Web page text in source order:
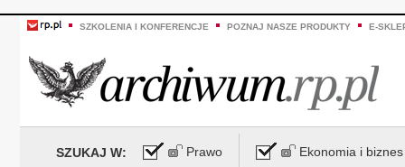
SZKOLENIA I KONFERENCJE POZNAJ NASZE PRODUKTY E-
SZUKAJ W: Prawo Ekonomia i biznes